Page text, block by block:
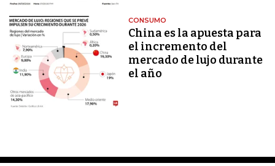
CONSUMO
China es la apuesta para
el incremento del
mercado de lujo durante
el año